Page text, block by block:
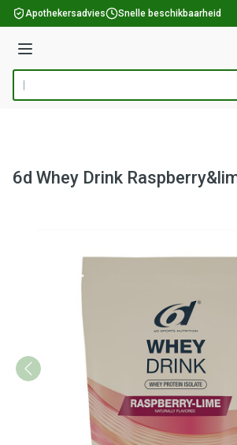
Ga naar de inhoud
Apothekersadvies Snelle beschikbaarheid
Menu
Product, merk, categorie...
6d Whey Drink